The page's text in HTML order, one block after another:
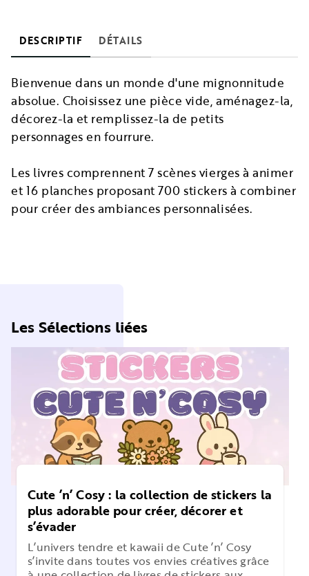
DESCRIPTIF DÉTAILS
Bienvenue dans un monde d'une mignonnitude
absolue. Choisissez une pièce vide, aménagez-la,
décorez-la et remplissez-la de petits
personnages en fourrure.
Les livres comprennent 7 scènes vierges à animer
et 16 planches proposant 700 stickers à combiner
pour créer des ambiances personnalisées.
Les Sélections liées
Cute ’n’ Cosy : la collection de stickers la
plus adorable pour créer, décorer et
s’évader
L’univers tendre et kawaii de Cute ’n’ Cosy
s’invite dans toutes vos envies créatives grâce